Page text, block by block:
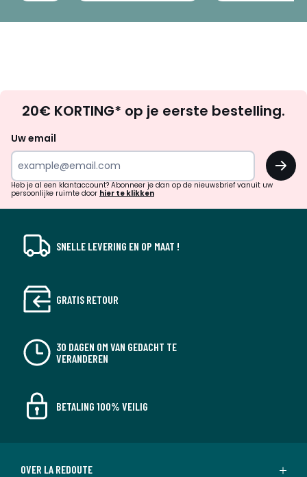
zoek
inspiratie
verrassingen?
20€ KORTING* op je eerste bestelling.
Uw email
OK
Heb je al een klantaccount? Abonneer je dan op de nieuwsbrief vanuit uw
persoonlijke ruimte door hier te klikken
SNELLE LEVERING EN OP MAAT !
GRATIS RETOUR
30 DAGEN OM VAN GEDACHT TE
VERANDEREN
BETALING 100% VEILIG
OVER LA REDOUTE